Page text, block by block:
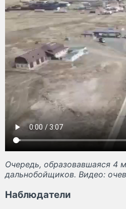
Очередь, образовавшаяся 4
дальнобойщиков. Видео:
Наблюдатели